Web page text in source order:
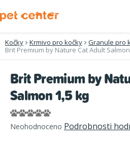
na
Kočky Krmivo pro kočky
Granule pro
Brit Premium by Nature Cat Adult
Brit Premium by
Salmon 1,5 kg
Průměrné
hodnocení
Neohodnoceno Podrobnosti